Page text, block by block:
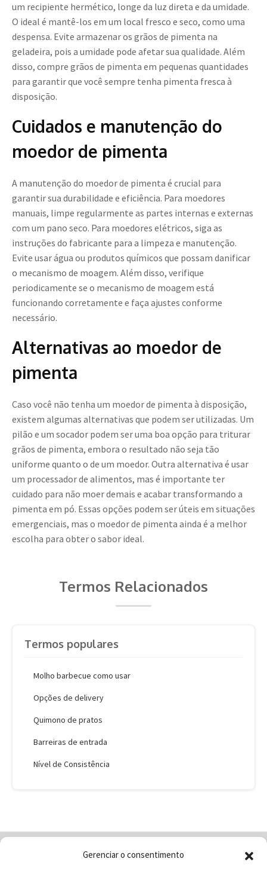
Gerenciar o consentimento
um recipiente hermético, longe da luz direta e da umidade.
O ideal é mantê-los em um local fresco e seco, como uma
despensa. Evite armazenar os grãos de pimenta na
geladeira, pois a umidade pode afetar sua qualidade. Além
disso, compre grãos de pimenta em pequenas quantidades
para garantir que você sempre tenha pimenta fresca à
disposição.
Cuidados e manutenção do
moedor de pimenta
A manutenção do moedor de pimenta é crucial para
garantir sua durabilidade e eficiência. Para moedores
manuais, limpe regularmente as partes internas e externas
com um pano seco. Para moedores elétricos, siga as
instruções do fabricante para a limpeza e manutenção.
Evite usar água ou produtos químicos que possam danificar
o mecanismo de moagem. Além disso, verifique
periodicamente se o mecanismo de moagem está
funcionando corretamente e faça ajustes conforme
necessário.
Alternativas ao moedor de
pimenta
Caso você não tenha um moedor de pimenta à disposição,
existem algumas alternativas que podem ser utilizadas. Um
pilão e um socador podem ser uma boa opção para triturar
grãos de pimenta, embora o resultado não seja tão
uniforme quanto o de um moedor. Outra alternativa é usar
um processador de alimentos, mas é importante ter
cuidado para não moer demais e acabar transformando a
pimenta em pó. Essas opções podem ser úteis em situações
emergenciais, mas o moedor de pimenta ainda é a melhor
escolha para obter o sabor ideal.
Termos Relacionados
Termos populares
Molho barbecue como usar
Opções de delivery
Quimono de pratos
Barreiras de entrada
Nível de Consistência